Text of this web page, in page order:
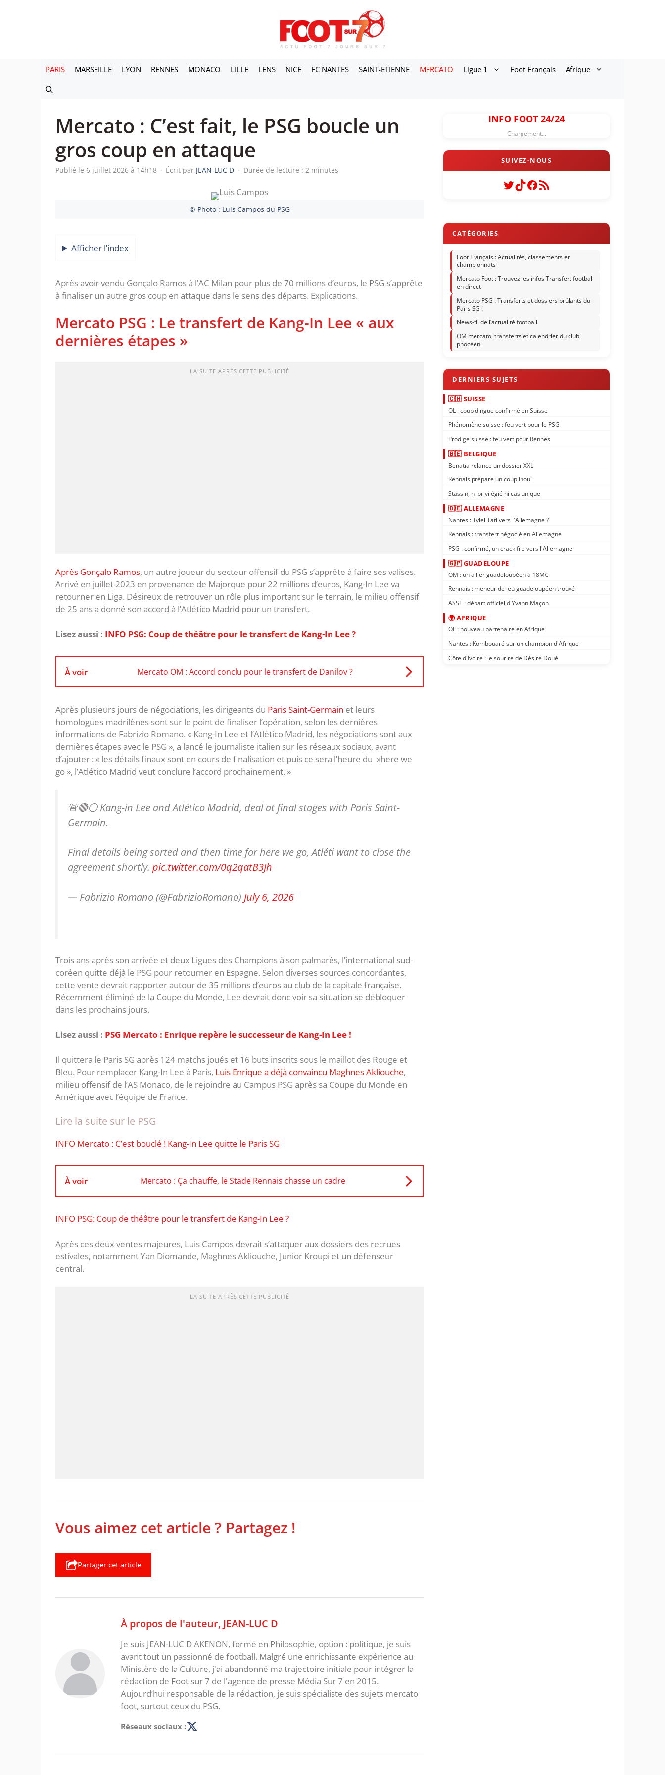
PARIS MARSEILLE LYON RENNES MONACO LILLE LENS NICE FC NANTES SAINT-ETIENNE MERCATO Ligue 1 Foot Français Afrique
Mercato : C’est fait, le PSG boucle un
gros coup en attaque
Publié le 6 juillet 2026 à 14h18 · Écrit par JEAN-LUC D · Durée de lecture : 2 minutes
© Photo : Luis Campos du PSG
Afficher l’index
Après avoir vendu Gonçalo Ramos à l’AC Milan pour plus de 70 millions d’euros, le PSG s’apprête
à finaliser un autre gros coup en attaque dans le sens des départs. Explications.
Mercato PSG : Le transfert de Kang-In Lee « aux
dernières étapes »
LA SUITE APRÈS CETTE PUBLICITÉ
Après Gonçalo Ramos, un autre joueur du secteur offensif du PSG s’apprête à faire ses valises.
Arrivé en juillet 2023 en provenance de Majorque pour 22 millions d’euros, Kang-In Lee va
retourner en Liga. Désireux de retrouver un rôle plus important sur le terrain, le milieu offensif
de 25 ans a donné son accord à l’Atlético Madrid pour un transfert.
Lisez aussi : INFO PSG: Coup de théâtre pour le transfert de Kang-In Lee ?
À voir Mercato OM : Accord conclu pour le transfert de Danilov ?
Après plusieurs jours de négociations, les dirigeants du Paris Saint-Germain et leurs
homologues madrilènes sont sur le point de finaliser l’opération, selon les dernières
informations de Fabrizio Romano. « Kang-In Lee et l’Atlético Madrid, les négociations sont aux
dernières étapes avec le PSG », a lancé le journaliste italien sur les réseaux sociaux, avant
d’ajouter : « les détails finaux sont en cours de finalisation et puis ce sera l’heure du »here we
go », l’Atlético Madrid veut conclure l’accord prochainement. »
🚨🔴⚪️ Kang-in Lee and Atlético Madrid, deal at final stages with Paris Saint-
Germain.
Final details being sorted and then time for here we go, Atléti want to close the
agreement shortly. pic.twitter.com/0q2qatB3Jh
— Fabrizio Romano (@FabrizioRomano) July 6, 2026
Trois ans après son arrivée et deux Ligues des Champions à son palmarès, l’international sud-
coréen quitte déjà le PSG pour retourner en Espagne. Selon diverses sources concordantes,
cette vente devrait rapporter autour de 35 millions d’euros au club de la capitale française.
Récemment éliminé de la Coupe du Monde, Lee devrait donc voir sa situation se débloquer
dans les prochains jours.
Lisez aussi : PSG Mercato : Enrique repère le successeur de Kang-In Lee !
Il quittera le Paris SG après 124 matchs joués et 16 buts inscrits sous le maillot des Rouge et
Bleu. Pour remplacer Kang-In Lee à Paris, Luis Enrique a déjà convaincu Maghnes Akliouche,
milieu offensif de l’AS Monaco, de le rejoindre au Campus PSG après sa Coupe du Monde en
Amérique avec l’équipe de France.
Lire la suite sur le PSG
INFO Mercato : C’est bouclé ! Kang-In Lee quitte le Paris SG
À voir Mercato : Ça chauffe, le Stade Rennais chasse un cadre
INFO PSG: Coup de théâtre pour le transfert de Kang-In Lee ?
Après ces deux ventes majeures, Luis Campos devrait s’attaquer aux dossiers des recrues
estivales, notamment Yan Diomande, Maghnes Akliouche, Junior Kroupi et un défenseur
central.
LA SUITE APRÈS CETTE PUBLICITÉ
Vous aimez cet article ? Partagez !
Partager cet article
À propos de l'auteur, JEAN-LUC D
Je suis JEAN-LUC D AKENON, formé en Philosophie, option : politique, je suis
avant tout un passionné de football. Malgré une enrichissante expérience au
Ministère de la Culture, j'ai abandonné ma trajectoire initiale pour intégrer la
rédaction de Foot sur 7 de l'agence de presse Média Sur 7 en 2015.
Aujourd’hui responsable de la rédaction, je suis spécialiste des sujets mercato
foot, surtout ceux du PSG.
Réseaux sociaux :
INFO FOOT 24/24
Chargement...
Twitter
TikTok
Facebook
Flux RSS
Foot Français : Actualités, classements et
championnats
Mercato Foot : Trouvez les infos Transfert football
en direct
Mercato PSG : Transferts et dossiers brûlants du
Paris SG !
News-fil de l’actualité football
OM mercato, transferts et calendrier du club
phocéen
🇨🇭 SUISSE
OL : coup dingue confirmé en Suisse
Phénomène suisse : feu vert pour le PSG
Prodige suisse : feu vert pour Rennes
🇧🇪 BELGIQUE
Benatia relance un dossier XXL
Rennais prépare un coup inouï
Stassin, ni privilégié ni cas unique
🇩🇪 ALLEMAGNE
Nantes : Tylel Tati vers l'Allemagne ?
Rennais : transfert négocié en Allemagne
PSG : confirmé, un crack file vers l'Allemagne
🇬🇵 GUADELOUPE
OM : un ailier guadeloupéen à 18M€
Rennais : meneur de jeu guadeloupéen trouvé
ASSE : départ officiel d'Yvann Maçon
🌍 AFRIQUE
OL : nouveau partenaire en Afrique
Nantes : Kombouaré sur un champion d'Afrique
Côte d'Ivoire : le sourire de Désiré Doué